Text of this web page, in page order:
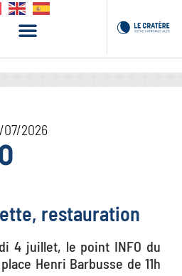
07/2026
restauration
4 juillet, le point INFO du
Henri Barbusse de 11h